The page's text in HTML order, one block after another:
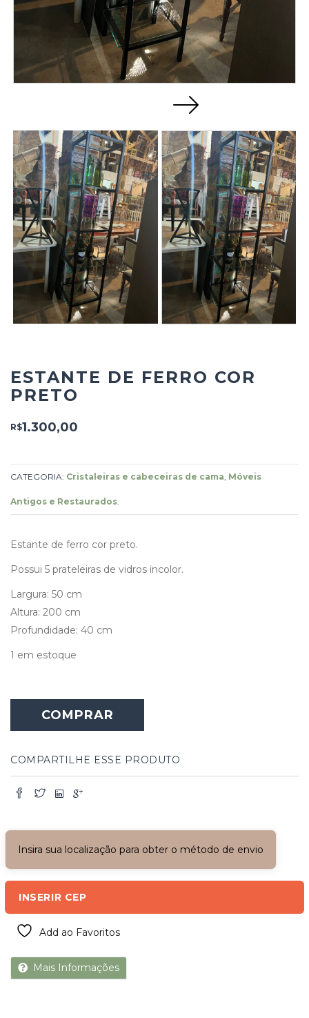
ESTANTE DE FERRO COR
PRETO
R$1.300,00
CATEGORIA: Cristaleiras e cabeceiras de cama Móveis
Antigos e Restaurados
Estante de ferro cor preto.
Possui 5 prateleiras de vidros incolor.
Largura: 50 cm
Altura: 200 cm
Profundidade: 40 cm
1 em estoque
COMPRAR
COMPARTILHE ESSE PRODUTO
Insira sua localização para obter o método de envio
INSERIR CEP
Add ao Favoritos
Mais Informações